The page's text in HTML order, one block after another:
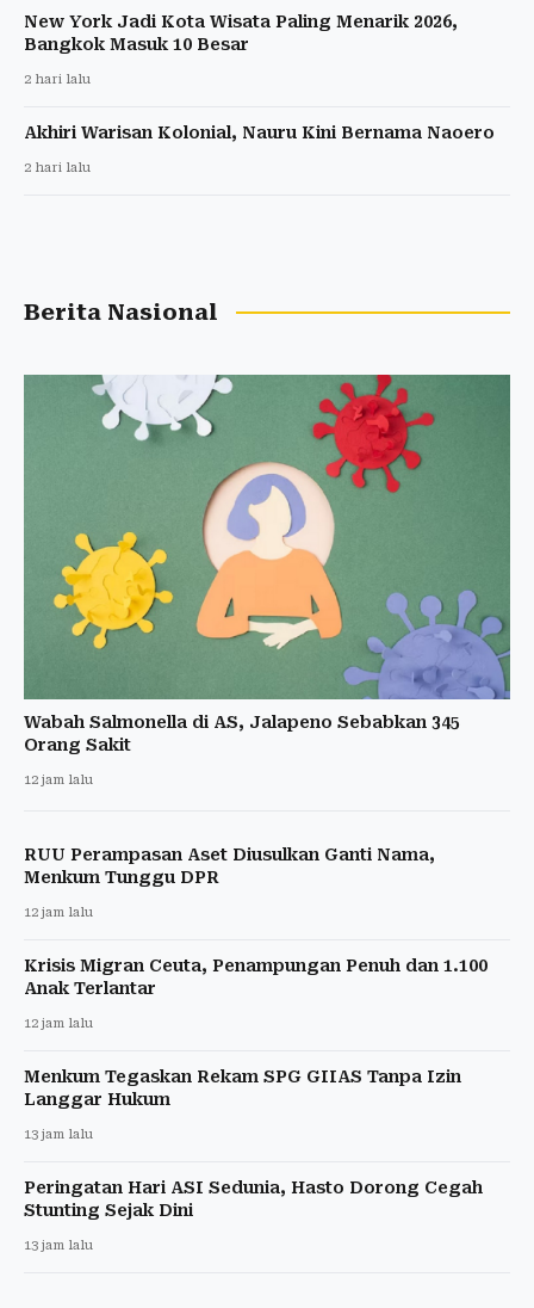
New York Jadi Kota Wisata Paling Menarik 2026,
Bangkok Masuk 10 Besar
2 hari lalu
Akhiri Warisan Kolonial, Nauru Kini Bernama Naoero
2 hari lalu
Berita Nasional
Wabah Salmonella di AS, Jalapeno Sebabkan 345
Orang Sakit
12 jam lalu
RUU Perampasan Aset Diusulkan Ganti Nama,
Menkum Tunggu DPR
12 jam lalu
Krisis Migran Ceuta, Penampungan Penuh dan 1.100
Anak Terlantar
12 jam lalu
Menkum Tegaskan Rekam SPG GIIAS Tanpa Izin
Langgar Hukum
13 jam lalu
Peringatan Hari ASI Sedunia, Hasto Dorong Cegah
Stunting Sejak Dini
13 jam lalu